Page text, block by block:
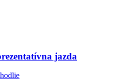
jazda